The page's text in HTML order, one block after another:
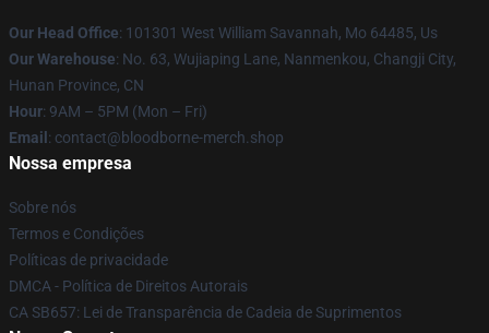
Our Head Office: 101301 West William Savannah, Mo 64485, Us
Our Warehouse: No. 63, Wujiaping Lane, Nanmenkou, Changji City,
Hunan Province, CN
Hour: 9AM – 5PM (Mon – Fri)
Email : contact@bloodborne-merch.shop
Nossa empresa
Sobre nós
Termos e Condições
Políticas de privacidade
DMCA - Política de Direitos Autorais
CA SB657: Lei de Transparência de Cadeia de Suprimentos